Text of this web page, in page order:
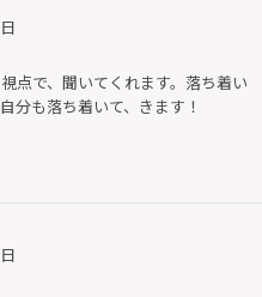
点で、聞いてくれます。落ち着い
分も落ち着いて、きます！